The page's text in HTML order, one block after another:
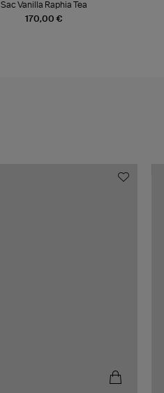
170,00 €
Sac Vanilla Raphia Tea